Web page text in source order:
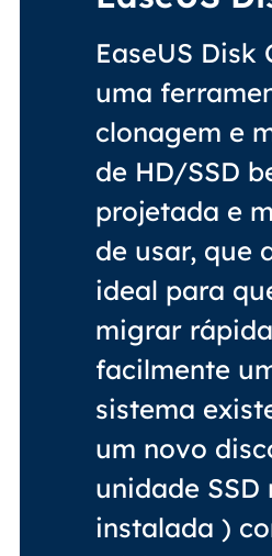
EaseUS Disk
uma
clonagem e
de HD/SSD
projetada e
de usar, que
ideal para
migrar
facilmente
sistema
um novo
unidade SSD
instalada )